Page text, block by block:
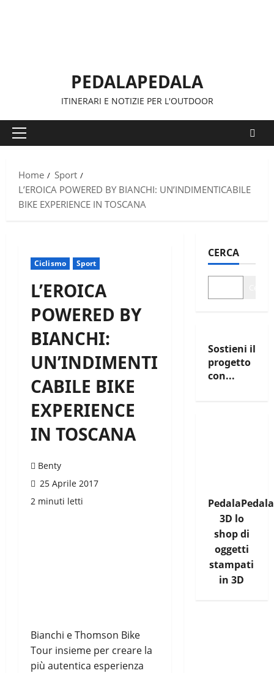
PEDALAPEDALA
ITINERARI E NOTIZIE PER L'OUTDOOR
Menu
Home
Sport
L’EROICA POWERED BY BIANCHI: UN’INDIMENTICABILE
BIKE EXPERIENCE IN TOSCANA
Ciclismo Sport
L’EROICA
POWERED BY
BIANCHI:
UN’INDIMENTI
CABILE BIKE
EXPERIENCE
IN TOSCANA
Benty
25 Aprile 2017
2 minuti letti
Bianchi e Thomson Bike
Tour insieme per creare la
più autentica esperienza
CERCA
Sostieni il
progetto
con...
PedalaPedala
3D lo
shop di
oggetti
stampati
in 3D